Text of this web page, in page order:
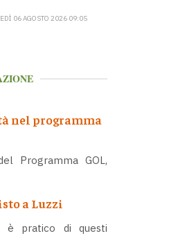
06 AGOSTO 2026 09:05
nel programma
Programma GOL,
a Luzzi
è pratico di questi